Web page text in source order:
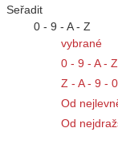
Seřadit
0 - 9 - A - Z
vybrané
0 - 9 - A - Z
Z - A - 9 - 0
Od
Od